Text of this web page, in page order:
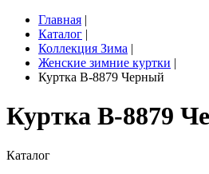
Главная |
Каталог |
Коллекция Зима |
Женские зимние куртки |
Куртка B-8879 Черный
Куртка B-8879
Каталог